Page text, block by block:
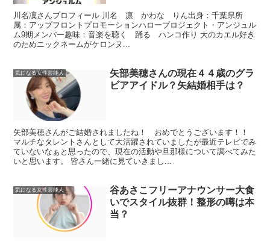
川名凜さんプロフィール 川名 凛 かわな りん出身：千葉県所
属：アップフロントプロモーションハロープロジェクト・アンジュル
ム9期メンバー趣味：音楽を聴く 踊る ハンコ作り 大のカエル好き
のためニックネームがケロンヌ...
気になる女性芸能人
矢部美穂さんの現在４４歳のグラ
ビアアイドル？矢結婚相手は？
矢部美穂さんがご結婚されましたね！ おめでとうございます！！
マルチなタレントさんとして大活躍されていましたが最近テレビでみ
ていないなぁと思ったので、現在の活動や旦那様について調べてみた
いと思います。 皆さん一緒に見ていきまし...
気になる女性芸能人
谷あさこフリーアナウンサー大食
いでスタイル抜群！整形の噂は本
当？